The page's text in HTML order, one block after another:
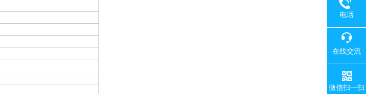
电话
在线交流
微信扫一扫